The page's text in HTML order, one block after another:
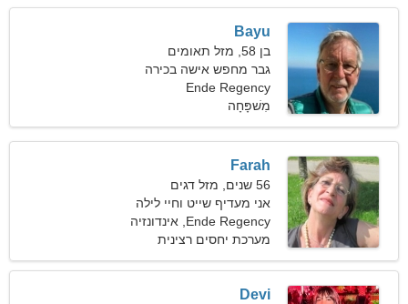
Bayu
בן 58, מזל תאומים
גבר מחפש אישה בכירה
Ende Regency
מִשׁפָּחָה
Farah
56 שנים, מזל דגים
אני מעדיף שייט וחיי לילה
Ende Regency, אינדונזיה
מערכת יחסים רצינית
Devi